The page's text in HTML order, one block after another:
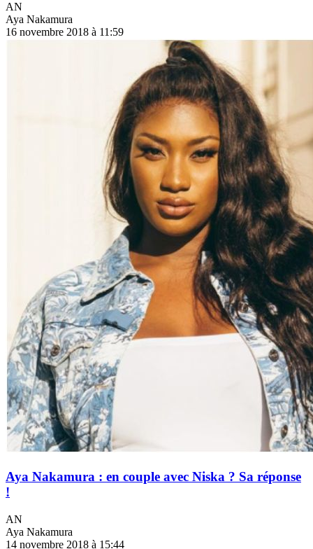
AN
Aya Nakamura
16 novembre 2018 à 11:59
Aya Nakamura : en couple avec Niska ? Sa réponse
!
AN
Aya Nakamura
14 novembre 2018 à 15:44